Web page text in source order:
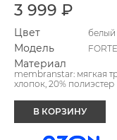
3 999 ₽
Цвет белый
Модель
Материал
membranstar: мягкая
хлопок, 20% полиэстер
В КОРЗИНУ